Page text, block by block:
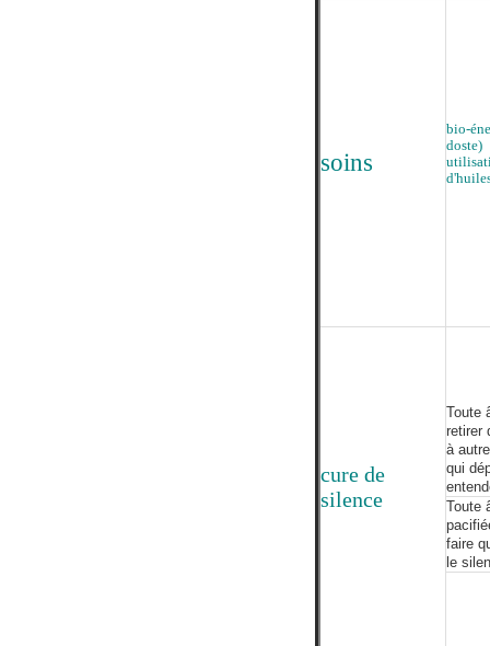
soins
bio-
doste)
cure de
silence
Toute
retirer
à
qui
Toute
faire
le